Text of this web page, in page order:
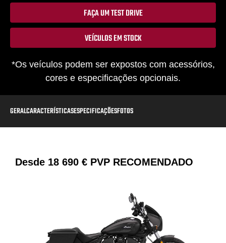
FAÇA UM TEST DRIVE
VEÍCULOS EM STOCK
*Os veículos podem ser expostos com acessórios,
cores e especificações opcionais.
GERALCARACTERÍSTICASESPECIFICAÇÕESFOTOS
Desde 18 690 € PVP RECOMENDADO